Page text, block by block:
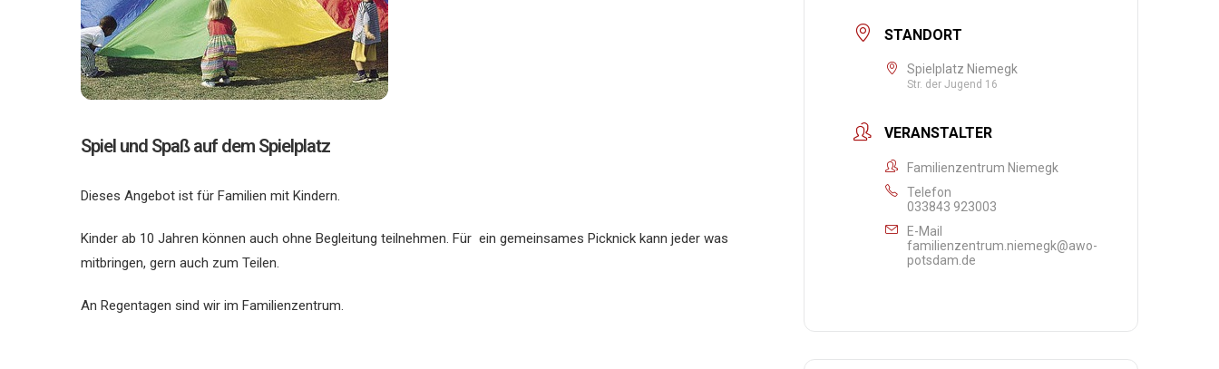
Spiel und Spaß auf dem Spielplatz
Dieses Angebot ist für Familien mit Kindern.
Kinder ab 10 Jahren können auch ohne Begleitung teilnehmen. Für ein gemeinsames Picknick kann jeder was
mitbringen, gern auch zum Teilen.
An Regentagen sind wir im Familienzentrum.
STANDORT
Spielplatz Niemegk
Str. der Jugend 16
VERANSTALTER
Familienzentrum Niemegk
Telefon
033843 923003
E-Mail
familienzentrum.niemegk@awo-
potsdam.de